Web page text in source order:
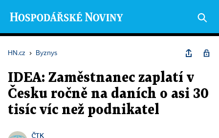
HN.cz › Byznys
IDEA: Zaměstnanec zaplatí v
Česku ročně na daních o asi 30
tisíc víc než podnikatel
ČTK